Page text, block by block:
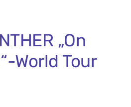
„On
World Tour